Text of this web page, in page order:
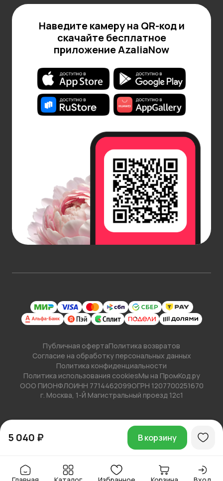
5 040 ₽ В корзину
Наведите камеру на QR-код и
скачайте бесплатное
приложение AzaliaNow
Публичная офертаПолитика возвратов
Согласие на обработку персональных данных
Политика конфиденциальности
Политика использования cookiesМы на ПромКод.ру
ООО ПИОНФЛОИНН 7714462099ОГРН 1207700251670
г. Москва, 1-Й Магистральный проезд 12с1